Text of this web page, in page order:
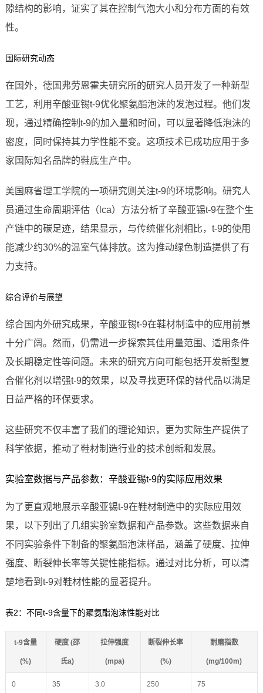
隙结构的影响，证实了其在控制气泡大小和分布方面的有效
性。
国际研究动态
在国外，德国弗劳恩霍夫研究所的研究人员开发了一种新型
工艺，利用辛酸亚锡t-9优化聚氨酯泡沫的发泡过程。他们发
现，通过精确控制t-9的加入量和时间，可以显著降低泡沫的
密度，同时保持其力学性能不变。这项技术已成功应用于多
家国际知名品牌的鞋底生产中。
美国麻省理工学院的一项研究则关注t-9的环境影响。研究人
员通过生命周期评估（lca）方法分析了辛酸亚锡t-9在整个生
产链中的碳足迹，结果显示，与传统催化剂相比，t-9的使用
能减少约30%的温室气体排放。这为推动绿色制造提供了有
力支持。
综合评价与展望
综合国内外研究成果，辛酸亚锡t-9在鞋材制造中的应用前景
十分广阔。然而，仍需进一步探索其佳用量范围、适用条件
及长期稳定性等问题。未来的研究方向可能包括开发新型复
合催化剂以增强t-9的效果，以及寻找更环保的替代品以满足
日益严格的环保要求。
这些研究不仅丰富了我们的理论知识，更为实际生产提供了
科学依据，推动了鞋材制造行业的技术创新和发展。
实验室数据与产品参数：辛酸亚锡t-9的实际应用效果
为了更直观地展示辛酸亚锡t-9在鞋材制造中的实际应用效
果，以下列出了几组实验室数据和产品参数。这些数据来自
不同实验条件下制备的聚氨酯泡沫样品，涵盖了硬度、拉伸
强度、断裂伸长率等关键性能指标。通过对比分析，可以清
楚地看到t-9对鞋材性能的显著提升。
表2：不同t-9含量下的聚氨酯泡沫性能对比
t-9含量
(%)
硬度 (邵
氏a)
拉伸强度
(mpa)
断裂伸长率
(%)
耐磨指数
(mg/100m)
0 35 3.0 250 75